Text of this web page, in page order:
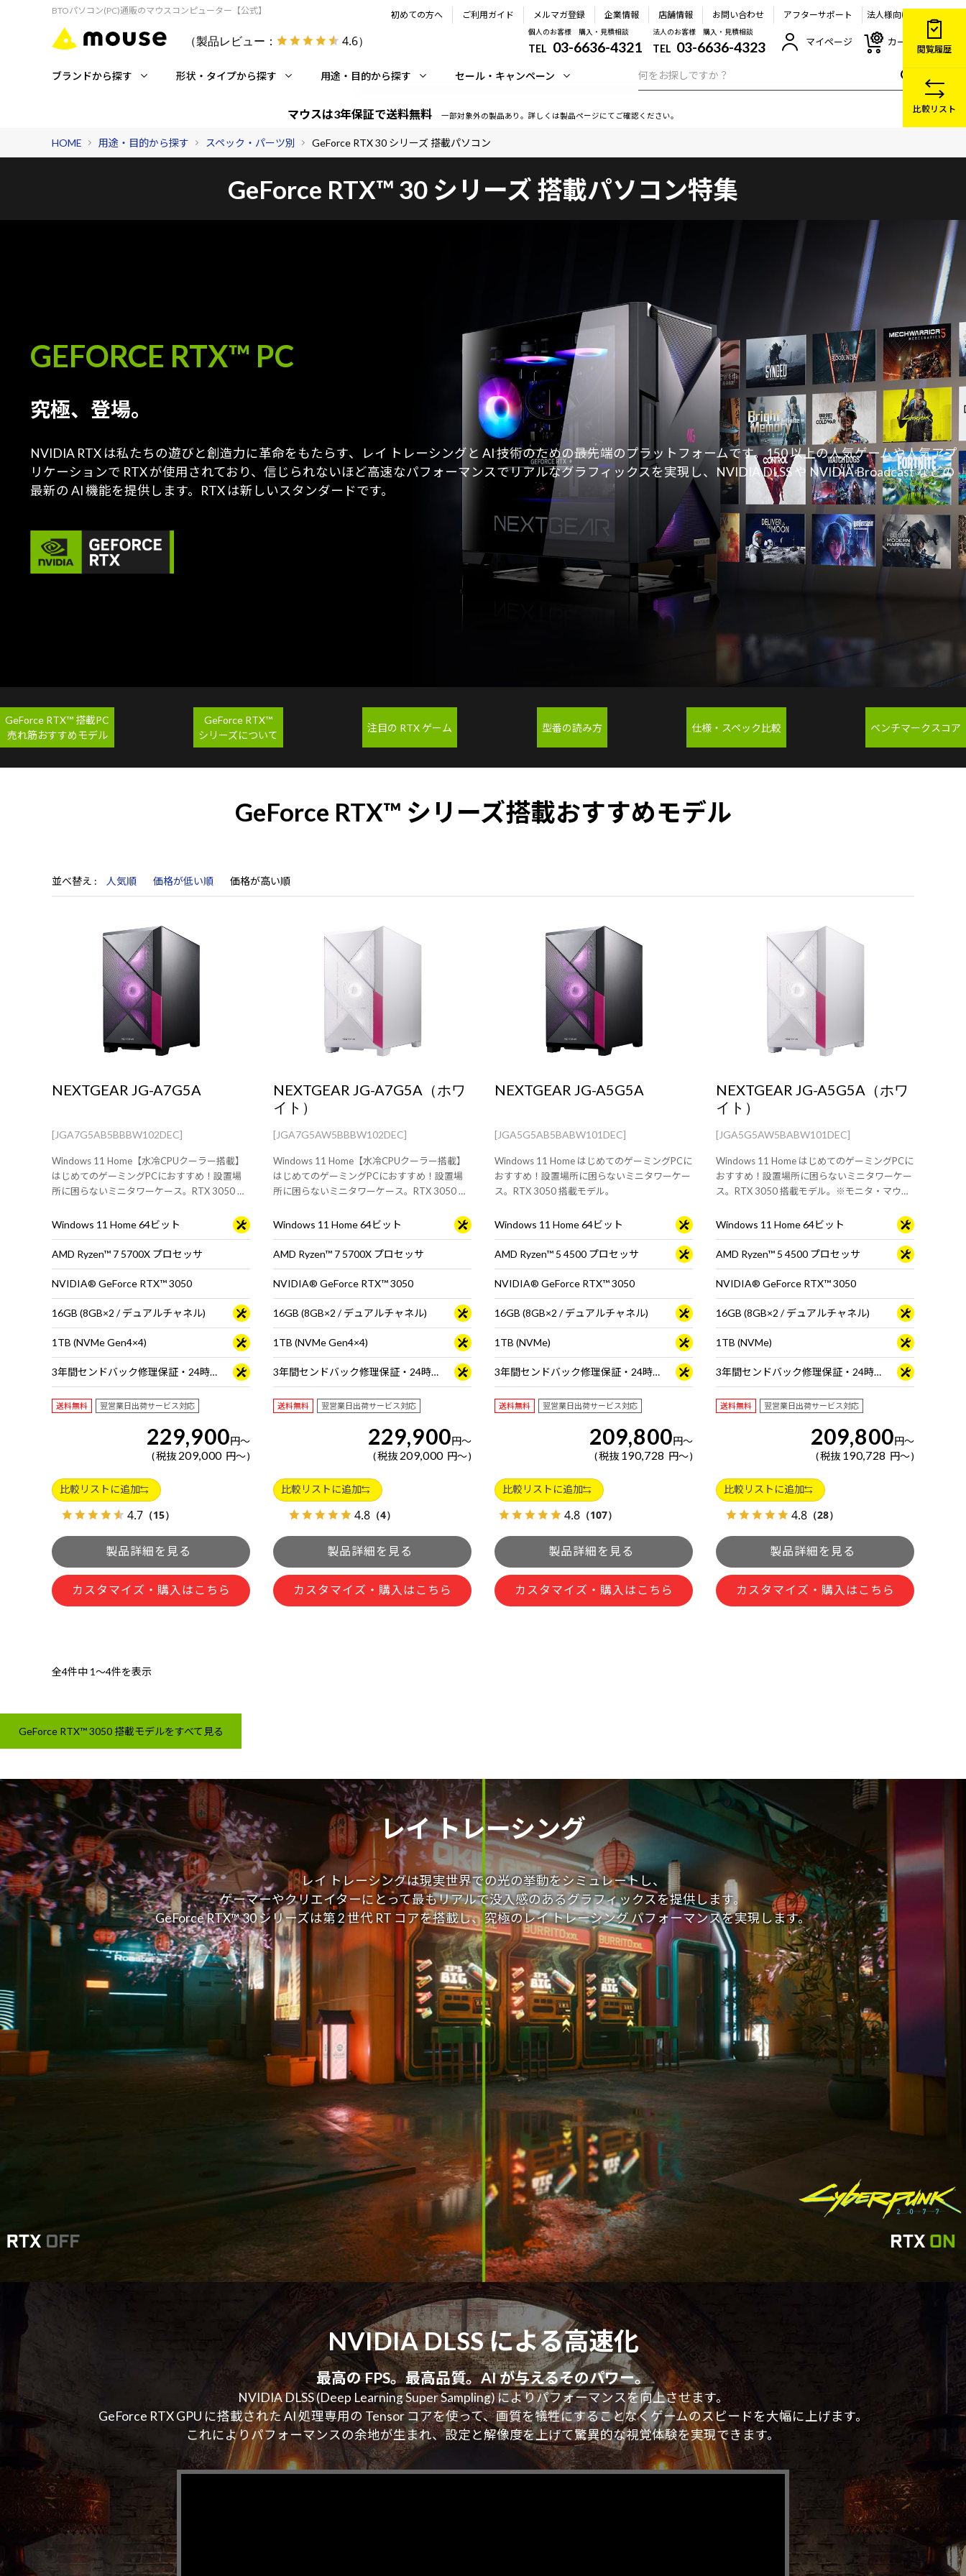
BTOパソコン(PC)通販のマウスコンピューター【公式】
（製品レビュー： 4.6）
初めての方へ ご利用ガイド メルマガ登録 企業情報 店舗情報 お問い合わせ アフターサポート 法人様向け
個人のお客様 購入・見積相談
TEL 03-6636-4321
法人のお客様 購入・見積相談
TEL 03-6636-4323 マイページ カート
ブランドから探す 形状・タイプから探す 用途・目的から探す セール・キャンペーン
マウスは3年保証で送料無料 一部対象外の製品あり。詳しくは製品ページにてご確認ください。
HOME 用途・目的から探す スペック・パーツ別 GeForce RTX 30 シリーズ 搭載パソコン
GeForce RTX™ 30 シリーズ 搭載パソコン特集
GEFORCE RTX™ PC
究極、登場。
NVIDIA RTX は私たちの遊びと創造力に革命をもたらす、レイ トレーシングと AI 技術のための最先端のプラットフォームです。150 以上の人気ゲームや人気アプ
リケーションで RTX が使用されており、信じられないほど高速なパフォーマンスでリアルなグラフィックスを実現し、NVIDIA DLSS や NVIDIA Broadcast などの
最新の AI 機能を提供します。RTX は新しいスタンダードです。
GeForce RTX™ 搭載PC
売れ筋おすすめモデル
GeForce RTX™
シリーズについて
注目の RTX ゲーム 型番の読み方 仕様・スペック比較 ベンチマークスコア
GeForce RTX™ シリーズ搭載おすすめモデル
並べ替え 人気順 価格が低い順 価格が高い順
NEXTGEAR JG-A7G5A
[JGA7G5AB5BBBW102DEC]
Windows 11 Home【水冷CPUクーラー搭載】
はじめてのゲーミングPCにおすすめ！設置場
所に困らないミニタワーケース。RTX 3050 搭
Windows 11 Home 64ビット
AMD Ryzen™ 7 5700X プロセッサ
NVIDIA® GeForce RTX™ 3050
16GB (8GB×2 / デュアルチャネル)
1TB (NVMe Gen4×4)
3年間センドバック修理保証・24時間×365日電話サポート
送料無料 翌営業日出荷サービス対応
229,900円～
税抜 209,000 円～
比較リストに追加
4.7 （15）
カスタマイズ・購入はこちら
NEXTGEAR JG-A7G5A（ホワ
イト）
[JGA7G5AW5BBBW102DEC]
Windows 11 Home【水冷CPUクーラー搭載】
はじめてのゲーミングPCにおすすめ！設置場
所に困らないミニタワーケース。RTX 3050 搭
Windows 11 Home 64ビット
AMD Ryzen™ 7 5700X プロセッサ
NVIDIA® GeForce RTX™ 3050
16GB (8GB×2 / デュアルチャネル)
1TB (NVMe Gen4×4)
3年間センドバック修理保証・24時間×365日電話サポート
送料無料 翌営業日出荷サービス対応
229,900円～
税抜 209,000 円～
比較リストに追加
4.8 （4）
カスタマイズ・購入はこちら
NEXTGEAR JG-A5G5A
[JGA5G5AB5BABW101DEC]
Windows 11 Home はじめてのゲーミングPCに
おすすめ！設置場所に困らないミニタワーケー
ス。RTX 3050 搭載モデル。
Windows 11 Home 64ビット
AMD Ryzen™ 5 4500 プロセッサ
NVIDIA® GeForce RTX™ 3050
16GB (8GB×2 / デュアルチャネル)
1TB (NVMe)
3年間センドバック修理保証・24時間×365日電話サポート
送料無料 翌営業日出荷サービス対応
209,800円～
税抜 190,728 円～
比較リストに追加
4.8 （107）
カスタマイズ・購入はこちら
NEXTGEAR JG-A5G5A（ホワ
イト）
[JGA5G5AW5BABW101DEC]
Windows 11 Home はじめてのゲーミングPCに
おすすめ！設置場所に困らないミニタワーケー
ス。RTX 3050 搭載モデル。※モニタ・マウ
Windows 11 Home 64ビット
AMD Ryzen™ 5 4500 プロセッサ
NVIDIA® GeForce RTX™ 3050
16GB (8GB×2 / デュアルチャネル)
1TB (NVMe)
3年間センドバック修理保証・24時間×365日電話サポート
送料無料 翌営業日出荷サービス対応
209,800円～
税抜 190,728 円～
比較リストに追加
4.8 （28）
カスタマイズ・購入はこちら
全4件中 1～4件を表示
GeForce RTX™ 3050 搭載モデルをすべて見る
レイ トレーシング
レイ トレーシングは現実世界での光の挙動をシミュレートし、
ゲーマーやクリエイターにとって最もリアルで没入感のあるグラフィックスを提供します。
GeForce RTX™ 30 シリーズは第 2 世代 RT コアを搭載し、究極のレイ トレーシング パフォーマンスを実現します。
NVIDIA DLSS による高速化
最高の FPS。最高品質。AI が与えるそのパワー。
NVIDIA DLSS (Deep Learning Super Sampling) によりパフォーマンスを向上させます。
GeForce RTX GPU に搭載された AI 処理専用の Tensor コアを使って、画質を犠牲にすることなくゲームのスピードを大幅に上げます。
これによりパフォーマンスの余地が生まれ、設定と解像度を上げて驚異的な視覚体験を実現できます。
閲覧履歴
比較リスト